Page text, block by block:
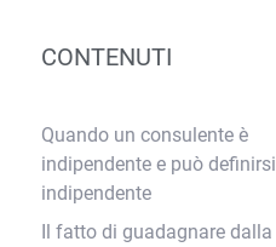
CONTENUTI
Quando un consulente è
indipendente e può definirsi
indipendente
Il fatto di guadagnare dalla